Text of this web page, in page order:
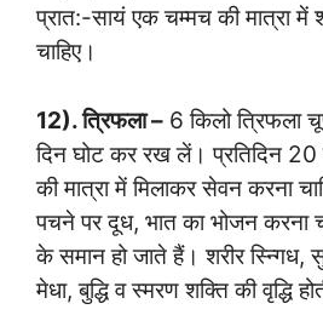
प्रात:-सायं एक चम्मच की मात्रा
चाहिए।
12). त्रिफला – 6 किलो त्रिफला
दिन घोट कर रख लें। प्रतिदिन 20
की मात्रा में मिलाकर सेवन करना
पचने पर दूध, भात का भोजन करना
के समान हो जाते हैं। शरीर स्न्गिध,
मेधा, बुद्धि व स्मरण शक्ति की वृद्धि